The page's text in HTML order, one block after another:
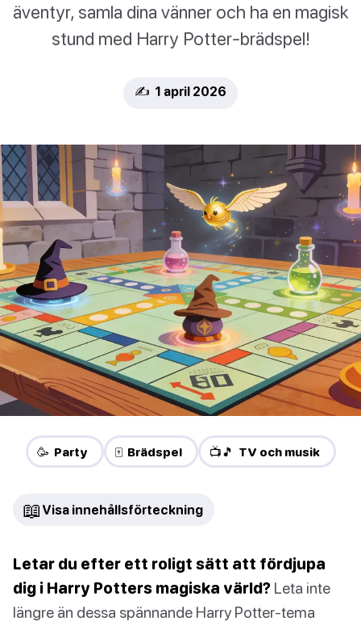
äventyr, samla dina vänner och ha en magisk
stund med Harry Potter-brädspel!
✍️ 1 april 2026
🥳 Party 🀄 Brädspel 📺🎵 TV och musik
📖 Visa innehållsförteckning
Letar du efter ett roligt sätt att fördjupa
dig i Harry Potters magiska värld? Leta inte
längre än dessa spännande Harry Potter-tema